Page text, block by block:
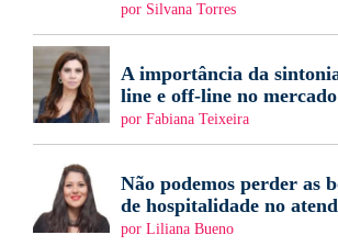
por Silvana Torres
A importância da
line e off-line no
por Fabiana Teixeira
Não podemos perder as
de hospitalidade no
por Liliana Bueno